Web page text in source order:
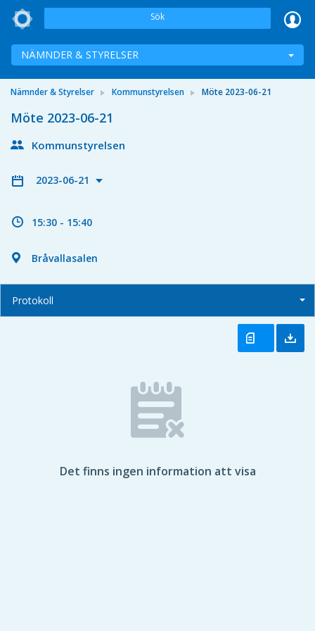
Sök
NÄMNDER & STYRELSER
Nämnder & Styrelser Kommunstyrelsen Möte 2023-06-21
Möte 2023-06-21
Kommunstyrelsen
2023-06-21
15:30 - 15:40
Bråvallasalen
Protokoll
Det finns ingen information att visa